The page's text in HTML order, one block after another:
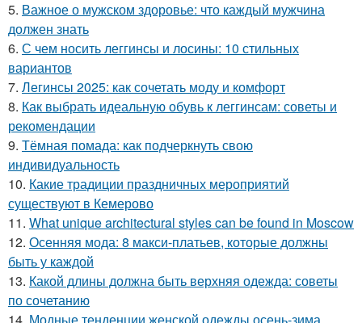
5. Важное о мужском здоровье: что каждый мужчина
должен знать
6. С чем носить леггинсы и лосины: 10 стильных
вариантов
7. Легинсы 2025: как сочетать моду и комфорт
8. Как выбрать идеальную обувь к леггинсам: советы и
рекомендации
9. Тёмная помада: как подчеркнуть свою
индивидуальность
10. Какие традиции праздничных мероприятий
существуют в Кемерово
11. What unique architectural styles can be found in Moscow
12. Осенняя мода: 8 макси-платьев, которые должны
быть у каждой
13. Какой длины должна быть верхняя одежда: советы
по сочетанию
14. Модные тенденции женской одежды осень-зима